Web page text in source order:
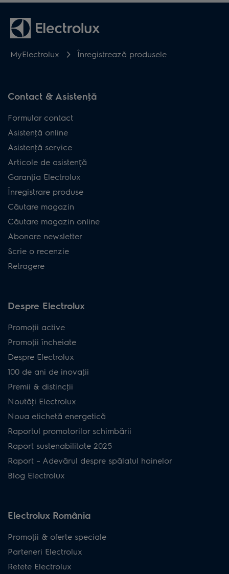
MyElectrolux Înregistrează produsele
Contact & Asistenţă
Formular contact
Asistenţă online
Asistenţă service
Articole de asistență
Garanţia Electrolux
Înregistrare produse
Căutare magazin
Căutare magazin online
Abonare newsletter
Scrie o recenzie
Retragere
Despre Electrolux
Promoţii active
Promoţii încheiate
Despre Electrolux
100 de ani de inovaţii
Premii & distincţii
Noutăţi Electrolux
Noua etichetă energetică
Raportul promotorilor schimbării
Raport sustenabilitate 2025
Raport – Adevărul despre spălatul hainelor
Blog Electrolux
Electrolux România
Promoţii & oferte speciale
Parteneri Electrolux
Retete Electrolux